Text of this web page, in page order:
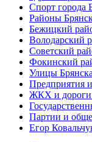
Спорт города
Районы
Бежицкий
Володарский
Советский
Фокинский
Улицы Брянска
Предприятия
ЖКХ и дороги
Партии и
Егор